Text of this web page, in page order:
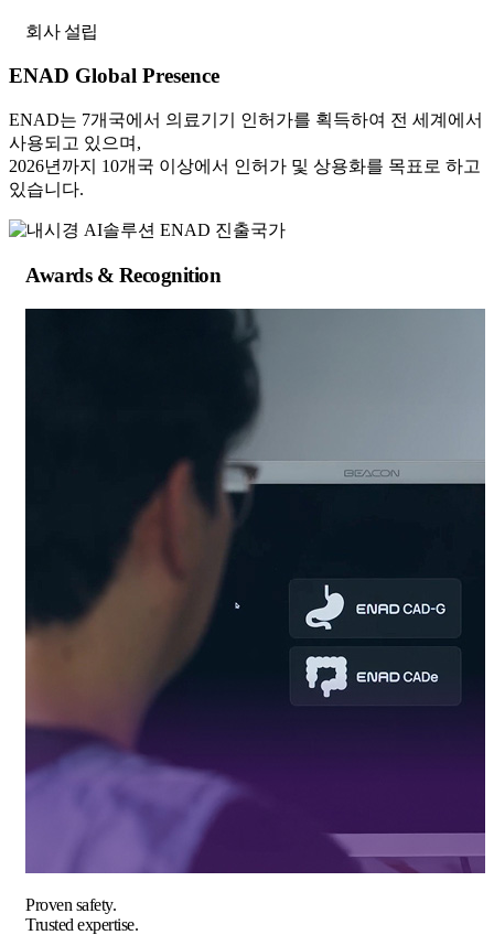
회사 설립
ENAD Global Presence
ENAD는 7개국에서 의료기기 인허가를 획득하여 전 세계에서
사용되고 있으며,
2026년까지 10개국 이상에서 인허가 및 상용화를 목표로 하고
있습니다.
Awards & Recognition
Proven safety.
Trusted expertise.